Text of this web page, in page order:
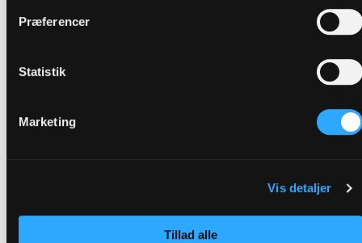
Præferencer
Statistik
Marketing
Vis detaljer
Tillad alle